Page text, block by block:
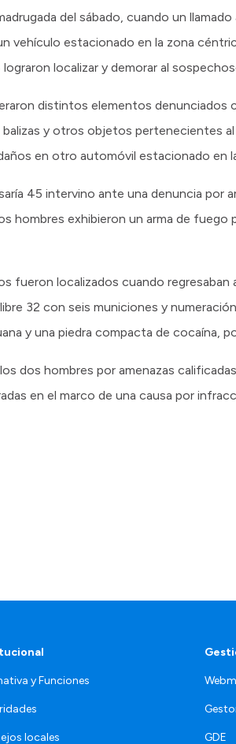
del sábado, cuando un
vehículo estacionado en la zona
localizar y demorar al
distintos elementos denunciados
y otros objetos pertenecientes
en otro automóvil estacionado en
45 intervino ante una denuncia por
hombres exhibieron un arma de fuego
fueron localizados cuando regresaban
32 con seis municiones y
y una piedra compacta de cocaína,
dos hombres por amenazas
en el marco de una causa por
y Funciones
locales GDE